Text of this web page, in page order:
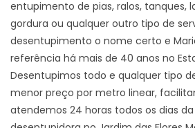
entupimento de pias, ralos, tanques,
gordura ou qualquer outro tipo de
desentupimento o nome certo e
referência há mais de 40 anos no
Desentupimos todo e qualquer tipo
menor preço por metro linear,
atendemos 24 horas todos os dias